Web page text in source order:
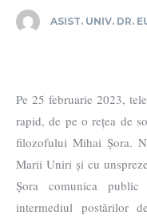
ASIST. UNIV. DR.
Pe 25 februarie 2023,
rapid, de pe o rețea de
filozofului Mihai Șora.
Marii Uniri și cu
Șora comunica
intermediul postărilor